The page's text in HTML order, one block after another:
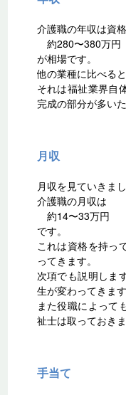
介護職の年収は資
約280〜380万円
が相場です。
他の業種に比べる
それは福祉業界自
完成の部分が多いた
月収
月収を見ていきまし
介護職の月収は
約14〜33万円
です。
これは資格を持っ
ってきます。
次項でも説明しま
生が変わってきます
また役職によって
祉士は取っておきま
手当て